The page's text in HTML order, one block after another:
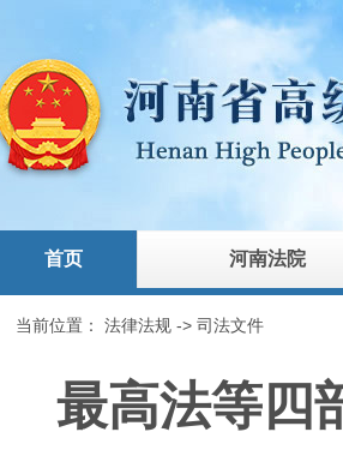
首页 河南法院
当前位置：法律法规 ->司法文件
最高法等四